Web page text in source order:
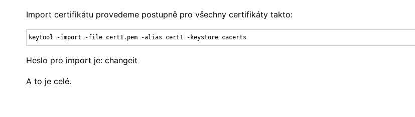
Import certifikátu provedeme postupně pro všechny certifikáty takto:
keytool -import -file cert1.pem -alias cert1 -keystore cacerts
Heslo pro import je: changeit
A to je celé.